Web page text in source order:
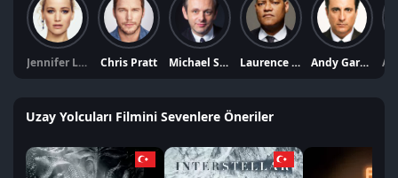
Jennifer Lawrence Chris Pratt Michael Sheen Laurence Fishburne Andy García
Uzay Yolcuları Filmini Sevenlere Öneriler